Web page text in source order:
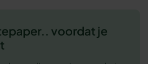
voordat je